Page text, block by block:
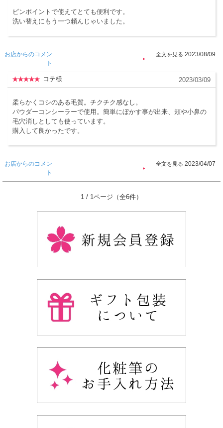
ピンポイントで使えてとても便利です。
洗い替えにもう一つ頼んじゃいました。
お店からのコメン
ト
2023/08/09
コテ様 2023/03/09
柔らかくコシのある毛質。チクチク感なし。
パウダーコンシーラーで使用。簡単にぼかす事が出来、頬や小鼻の
毛穴消しとしても使っています。
購入して良かったです。
お店からのコメン
ト
2023/04/07
1 / 1ページ（全6件）